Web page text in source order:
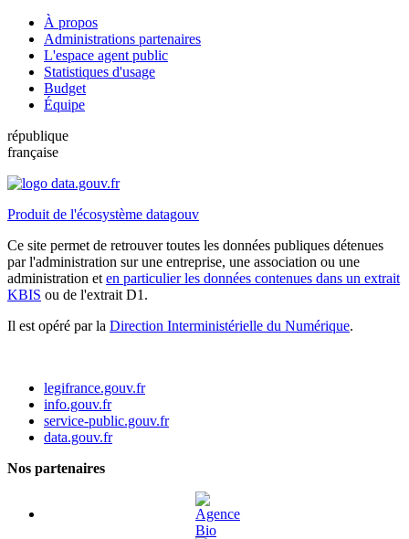
À propos
Administrations partenaires
L'espace agent public
Statistiques d'usage
Budget
Équipe
république
française
Produit de l'écosystème datagouv
Ce site permet de retrouver toutes les données publiques détenues
par l'administration sur une entreprise, une association ou une
administration et en particulier les données contenues dans un extrait
KBIS ou de l'extrait D1.
Il est opéré par la Direction Interministérielle du Numérique.
legifrance.gouv.fr
info.gouv.fr
service-public.gouv.fr
data.gouv.fr
Nos partenaires